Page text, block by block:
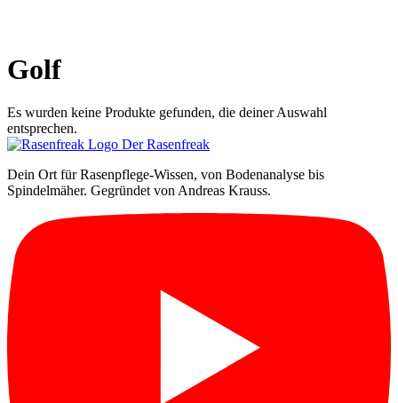
Golf
Es wurden keine Produkte gefunden, die deiner Auswahl
entsprechen.
Der Rasenfreak
Dein Ort für Rasenpflege-Wissen, von Bodenanalyse bis
Spindelmäher. Gegründet von Andreas Krauss.